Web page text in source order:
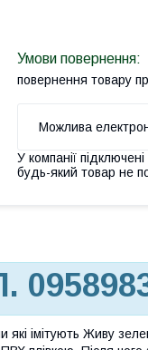
повернення товару
У компанії
будь-який товар не
які імітують Живу